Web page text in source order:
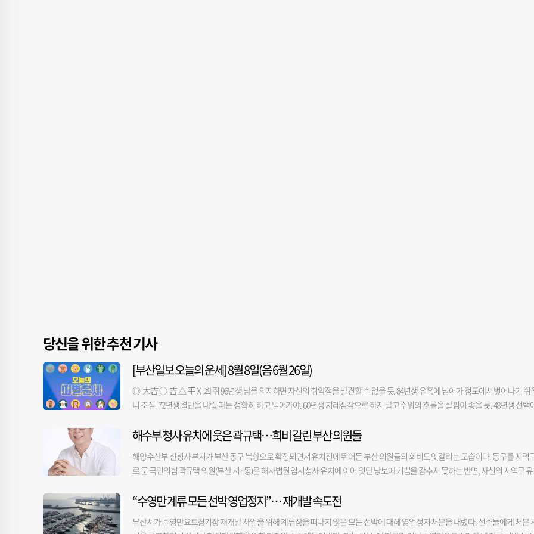
당신을 위한 추천 기사
[부산일보 오늘의 운세] 8월 8일(음 6월 26일)
◎-大吉 ○-吉 △-平 X-凶 쥐 96년생 남을 의지하면 자신의 취약점을 발견할 수 없을 듯. 84년생 유혹에 넘어가 정도에서 벗어나기 쉬
니 조심. 72년생 결단을 내릴 때는 정확히 하고 넘어가야. 60년생 지레짐작으로 하지 말고 주위의 흐름을 살핌이 좋을 듯. 48년생 선택
노력하는 것이 길. 85년생 명확한 의사표시로 자신의 생각대로 추진할 듯. 73년생 반성을 잊으면 같은 실수를 반복할 수도. 61년생 세심
해질 듯. 금전-△ 애정-△ 건강-○ 범 98년생 교제할 상대를 잘못 택하면 나중까지 영향이 미칠 수도. 86년생 유연성 있는 발상이 좋은 성
과로 이어질 듯. 74년생 운이 좋아도 섣불리 판단하고 움직이지 말아야. 62년생 상대방의 입장을 생각하지 않고 막무가내로 하지 않아
있어도 말다툼을 삼가야. 87년생 대화의 장에 적극적으로 참가해야. 75년생 불필요한 부분은 과감히 버려 정리 정돈에 신경 써야. 63년
직감이 맞을 수 있으니 무시하지 말아야. 51년생 필요 이상 신경 쓰면 피로의 원인이 되니 관망하는 자세로. 39년생 소화기 계통 건강만
해수부 청사 유치에 웃은 곽규택…희비 갈린 부산 의원들
해양수산부 신청사 부지가 부산 동구 북항으로 확정되면서 유치전에 뛰어든 부산 의원들의 희비도 엇갈리는 모습이다. 동구를 지역
로 둔 국민의힘 곽규택 의원(부산 서·동)은 해사법원 임시청사 유치에 이어 잇단 낭보에 기쁨을 감추지 못하는 반면, 자신의 지역구
지역구로 둔 곽규택 의원이다. 곽 의원은 발표 직후 보도자료를 내고 이번 유치가 그동안의 의정활동이 맺은 결실이라고 자평했다. 앞서
재개발 활성화를 위한 항만공사법 개정을 주도했다. 최근에는 해양산업 육성과 기업 지원 등을 담은 부산 해양수도 특별법 개정안도
“수영만 계류 모든 선박 영업정지”… 재개발 속도전
부산시가 수영만요트경기장 재개발 사업을 위해 계류장을 떠나지 않은 모든 선박에 대해 영업정지 처분을 내렸다. 선주들에게 처분